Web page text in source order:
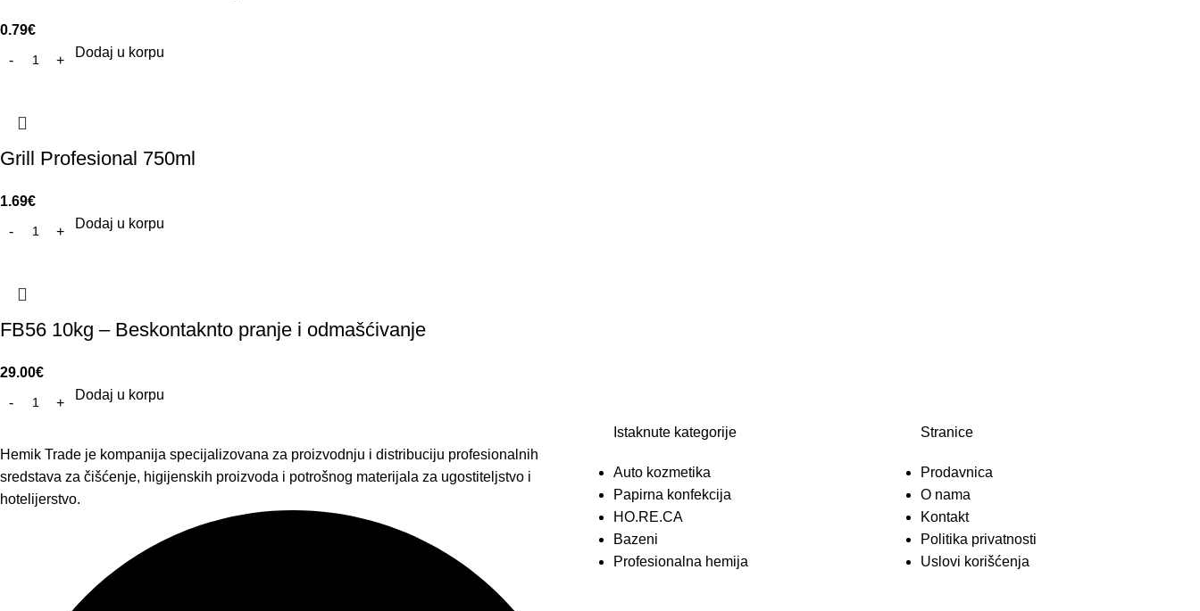
0.79€
Dodaj u korpu
Grill Profesional 750ml
1.69€
Dodaj u korpu
FB56 10kg – Beskontaknto pranje i odmašćivanje
29.00€
Dodaj u korpu
Hemik Trade je kompanija specijalizovana za proizvodnju i distribuciju profesionalnih
sredstava za čišćenje, higijenskih proizvoda i potrošnog materijala za ugostiteljstvo i
hotelijerstvo.
Istaknute kategorije
Auto kozmetika
Papirna konfekcija
HO.RE.CA
Bazeni
Profesionalna hemija
Stranice
Prodavnica
O nama
Kontakt
Politika privatnosti
Uslovi korišćenja